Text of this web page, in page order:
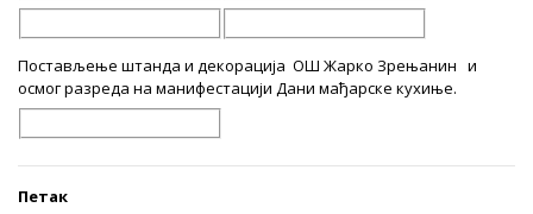
Постављење штанда и декорација ОШ Жарко Зрењанин и
осмог разреда на манифестацији Дани мађарске кухиње.
Петак